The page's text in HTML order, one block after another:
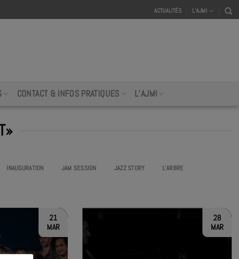
ACTUALITÉS L’AJMI
CONTACT & INFOS PRATIQUES L’AJMI
INAUGURATION JAM SESSION JAZZ STORY
L’ARBRE
21
MAR
28
MAR